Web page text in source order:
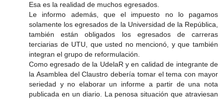
Esa es la realidad de muchos egresados.
Le informo además, que el impuesto no lo pagamos
solamente los egresados de la Universidad de la República,
también están obligados los egresados de carreras
terciarias de UTU, que usted no mencionó, y que también
integran el grupo de reformulación.
Como egresado de la UdelaR y en calidad de integrante de
la Asamblea del Claustro debería tomar el tema con mayor
seriedad y no elaborar un informe a partir de una nota
publicada en un diario. La penosa situación que atraviesan